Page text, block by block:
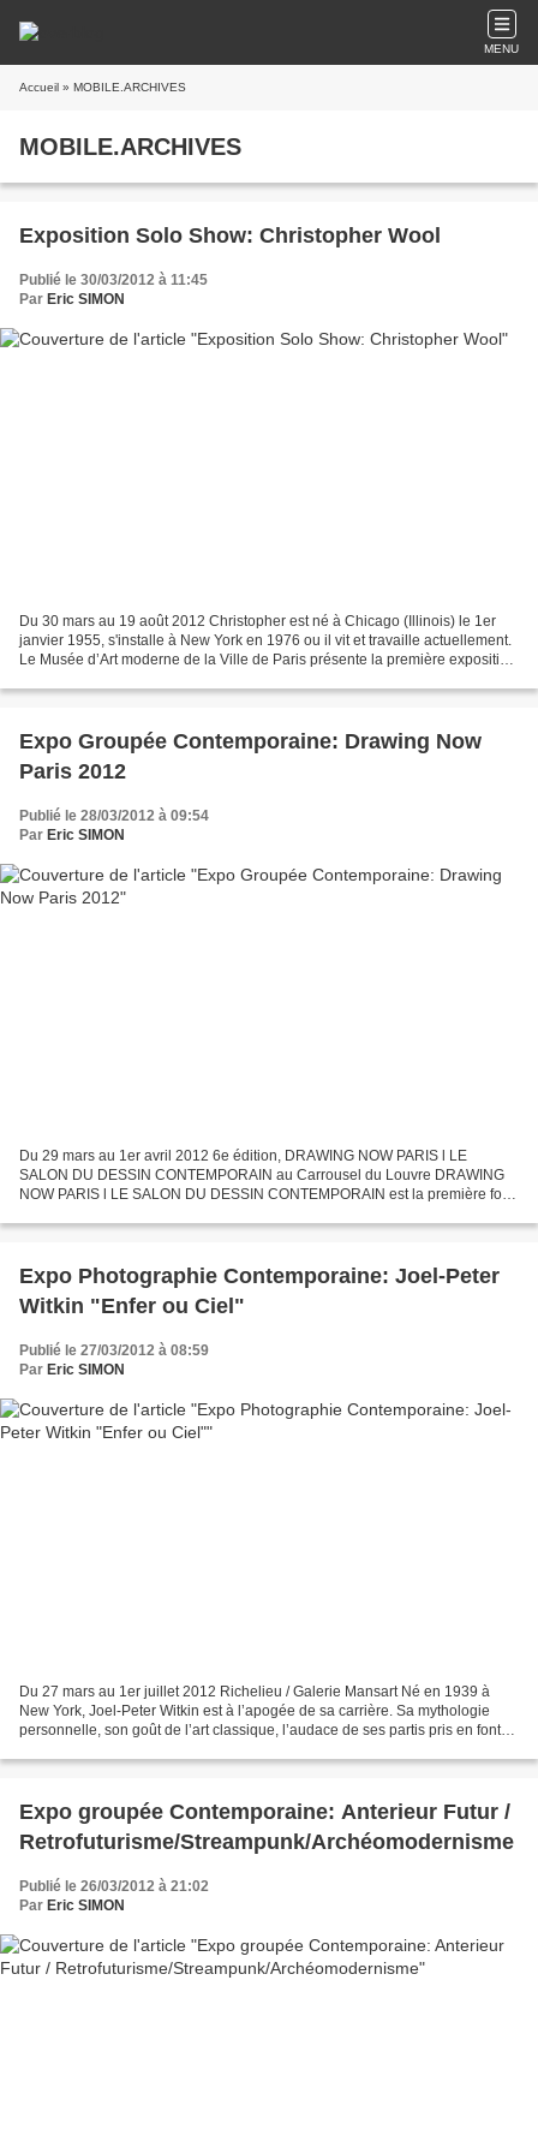
MENU
Accueil » MOBILE.ARCHIVES
MOBILE.ARCHIVES
Exposition Solo Show: Christopher Wool
Publié le 30/03/2012 à 11:45
Par Eric SIMON
Du 30 mars au 19 août 2012 Christopher est né à Chicago (Illinois) le 1er
janvier 1955, s'installe à New York en 1976 ou il vit et travaille actuellement.
Le Musée d’Art moderne de la Ville de Paris présente la première exposition
Expo Groupée Contemporaine: Drawing Now
Paris 2012
Publié le 28/03/2012 à 09:54
Par Eric SIMON
Du 29 mars au 1er avril 2012 6e édition, DRAWING NOW PARIS l LE
SALON DU DESSIN CONTEMPORAIN au Carrousel du Louvre DRAWING
NOW PARIS l LE SALON DU DESSIN CONTEMPORAIN est la première foire
rassembler...
Expo Photographie Contemporaine: Joel-Peter
Witkin "Enfer ou Ciel"
Publié le 27/03/2012 à 08:59
Par Eric SIMON
Du 27 mars au 1er juillet 2012 Richelieu / Galerie Mansart Né en 1939 à
New York, Joel-Peter Witkin est à l’apogée de sa carrière. Sa mythologie
personnelle, son goût de l’art classique, l’audace de ses partis pris en font
Expo groupée Contemporaine: Anterieur Futur /
Retrofuturisme/Streampunk/Archéomodernisme
Publié le 26/03/2012 à 21:02
Par Eric SIMON